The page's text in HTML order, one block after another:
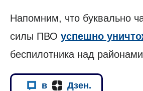
Напомним, что буквально
силы ПВО успешно
беспилотника над
в Дзен.